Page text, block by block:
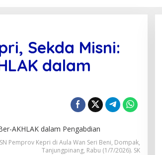
Sekda Misni:
dalam
Pemprov Kepri di Aula Wan Seri Beni, Dompak,
Tanjungpinang, Rabu (1/7/2026). SK